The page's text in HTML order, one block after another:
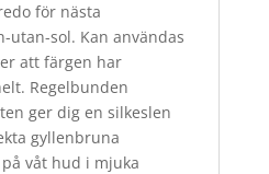
för nästa
utan-sol. Kan användas
att färgen har
Regelbunden
ger dig en silkeslen
gyllenbruna
våt hud i mjuka